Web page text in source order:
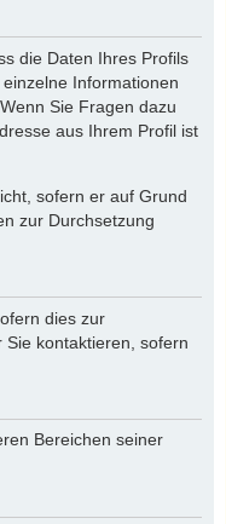
die Daten Ihres Profils
Informationen
Sie Fragen dazu
aus Ihrem Profil ist
sofern er auf Grund
zur Durchsetzung
dies zur
kontaktieren, sofern
Bereichen seiner